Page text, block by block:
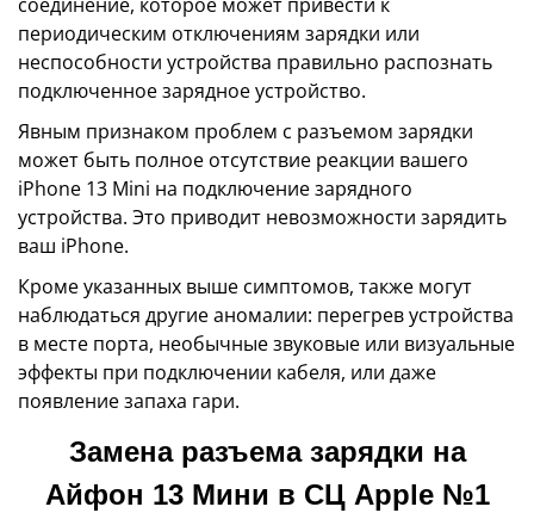
периодическим отключениям зарядки или
неспособности устройства правильно распознать
подключенное зарядное устройство.
Явным признаком проблем с разъемом зарядки
может быть полное отсутствие реакции вашего
iPhone 13 Mini на подключение зарядного
устройства. Это приводит невозможности зарядить
ваш iPhone.
Кроме указанных выше симптомов, также могут
наблюдаться другие аномалии: перегрев устройства
в месте порта, необычные звуковые или визуальные
эффекты при подключении кабеля, или даже
появление запаха гари.
Замена разъема зарядки на
Айфон 13 Мини в СЦ Apple №1